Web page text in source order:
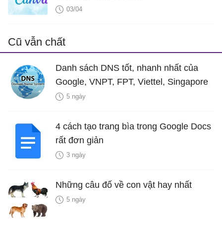
03/04
Cũ vẫn chất
Danh sách DNS tốt, nhanh nhất của
Google, VNPT, FPT, Viettel, Singapore
5 ngày
4 cách tạo trang bìa trong Google Docs
rất đơn giản
3 ngày
Những câu đố về con vật hay nhất
5 ngày